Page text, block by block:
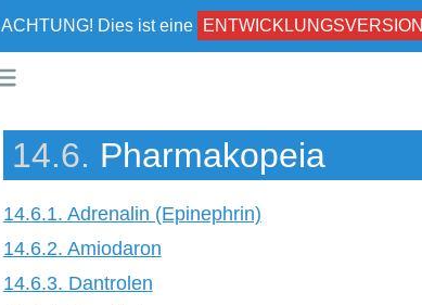
ACHTUNG! Dies ist eine ENTWICKLUNGSVERSION
14.6. Pharmakopeia
14.6.1. Adrenalin (Epinephrin)
14.6.2. Amiodaron
14.6.3. Dantrolen